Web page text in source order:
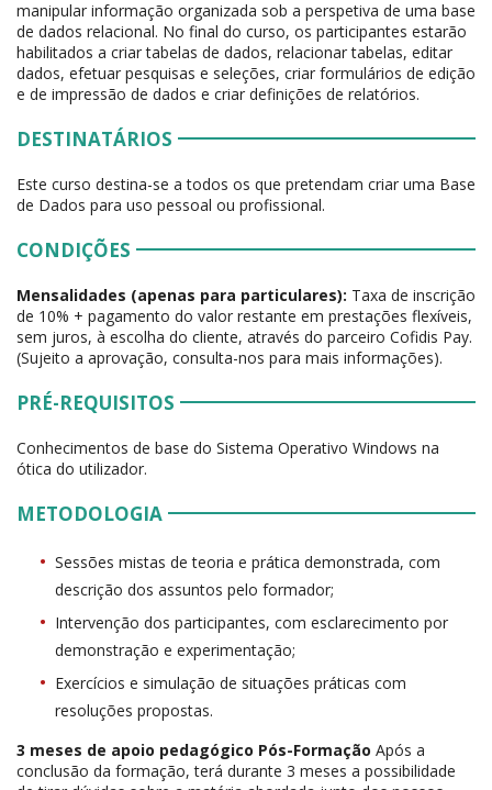
manipular informação organizada sob a perspetiva de uma base
de dados relacional. No final do curso, os participantes estarão
habilitados a criar tabelas de dados, relacionar tabelas, editar
dados, efetuar pesquisas e seleções, criar formulários de edição
e de impressão de dados e criar definições de relatórios.
DESTINATÁRIOS
Este curso destina-se a todos os que pretendam criar uma Base
de Dados para uso pessoal ou profissional.
CONDIÇÕES
Mensalidades (apenas para particulares): Taxa de inscrição
de 10% + pagamento do valor restante em prestações flexíveis,
sem juros, à escolha do cliente, através do parceiro Cofidis Pay.
(Sujeito a aprovação, consulta-nos para mais informações).
PRÉ-REQUISITOS
Conhecimentos de base do Sistema Operativo Windows na
ótica do utilizador.
METODOLOGIA
Sessões mistas de teoria e prática demonstrada, com
descrição dos assuntos pelo formador;
Intervenção dos participantes, com esclarecimento por
demonstração e experimentação;
Exercícios e simulação de situações práticas com
resoluções propostas.
3 meses de apoio pedagógico Pós-Formação Após a
conclusão da formação, terá durante 3 meses a possibilidade